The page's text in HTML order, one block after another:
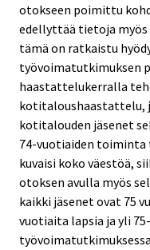
otokseen poimittu
edellyttää tietoja myös
tämä on ratkaistu
työvoimatutkimuksen
haastattelukerralla
kotitaloushaastattelu,
kotitalouden jäsenet
74-vuotiaiden
kuvaisi koko väestöä,
otoksen avulla myös
kaikki jäsenet ovat 75
vuotiaita lapsia ja yli